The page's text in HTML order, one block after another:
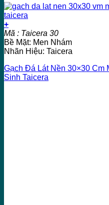
+
Mã : Taicera 30
Bề Mặt: Men Nhám
Nhãn Hiệu: Taicera
Gạch Đá Lát Nền 30×30 Cm
Sinh Taicera